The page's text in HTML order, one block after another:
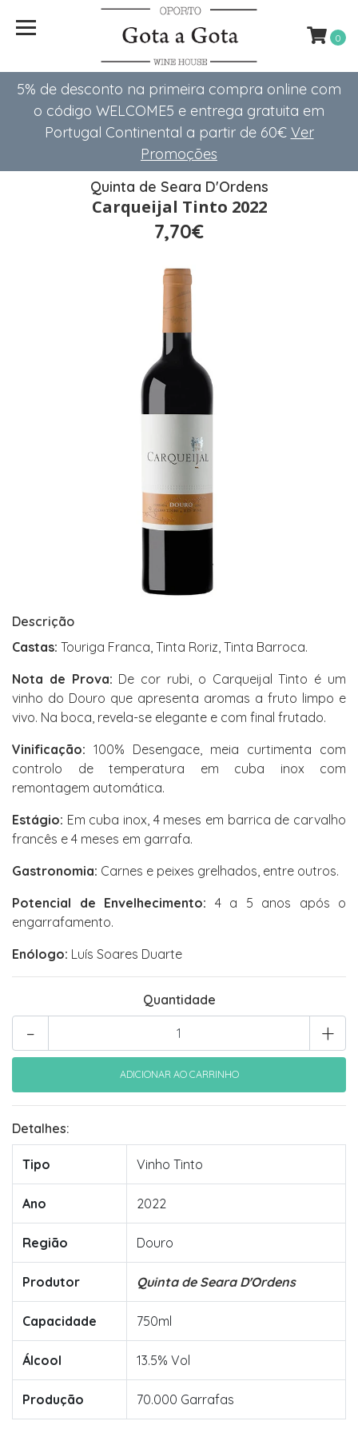
5% de desconto na primeira compra online com
o código WELCOME5 e entrega gratuita em
Portugal Continental a partir de 60€ Ver
Promoções
0
Quinta de Seara D'Ordens
Carqueijal Tinto 2022
7,70€
Descrição
Castas: Touriga Franca, Tinta Roriz, Tinta Barroca.
Nota de Prova: De cor rubi, o Carqueijal Tinto é um
vinho do Douro que apresenta aromas a fruto limpo e
vivo. Na boca, revela-se elegante e com final frutado.
Vinificação: 100% Desengace, meia curtimenta com
controlo de temperatura em cuba inox com
remontagem automática.
Estágio: Em cuba inox, 4 meses em barrica de carvalho
francês e 4 meses em garrafa.
Gastronomia: Carnes e peixes grelhados, entre outros.
Potencial de Envelhecimento: 4 a 5 anos após o
engarrafamento.
Enólogo: Luís Soares Duarte
Quantidade
+
-
Detalhes:
Tipo Vinho Tinto
Ano 2022
Região Douro
Produtor Quinta de Seara D'Ordens
Capacidade 750ml
Álcool 13.5% Vol
Produção 70.000 Garrafas